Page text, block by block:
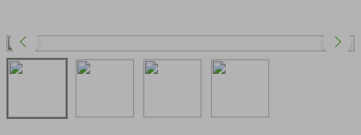
3º perfume